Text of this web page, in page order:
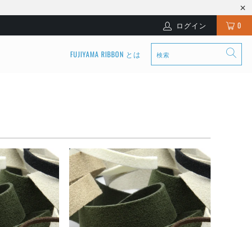
ログイン 0
FUJIYAMA RIBBON とは
¥1,671
¥1,671